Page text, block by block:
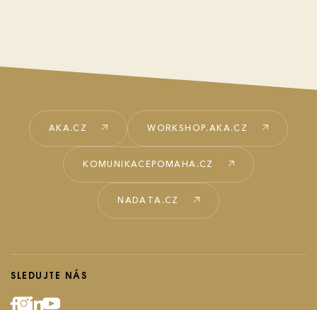
AKA.CZ WORKSHOP.AKA.CZ
KOMUNIKACEPOMAHA.CZ
NADATA.CZ
SLEDUJTE NÁS